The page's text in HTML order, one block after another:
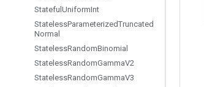
Stateful UniformInt
StatelessParameterizedTruncated
Normal
StatelessRandomBinomial
StatelessRandomGammaV2
StatelessRandomGammaV3